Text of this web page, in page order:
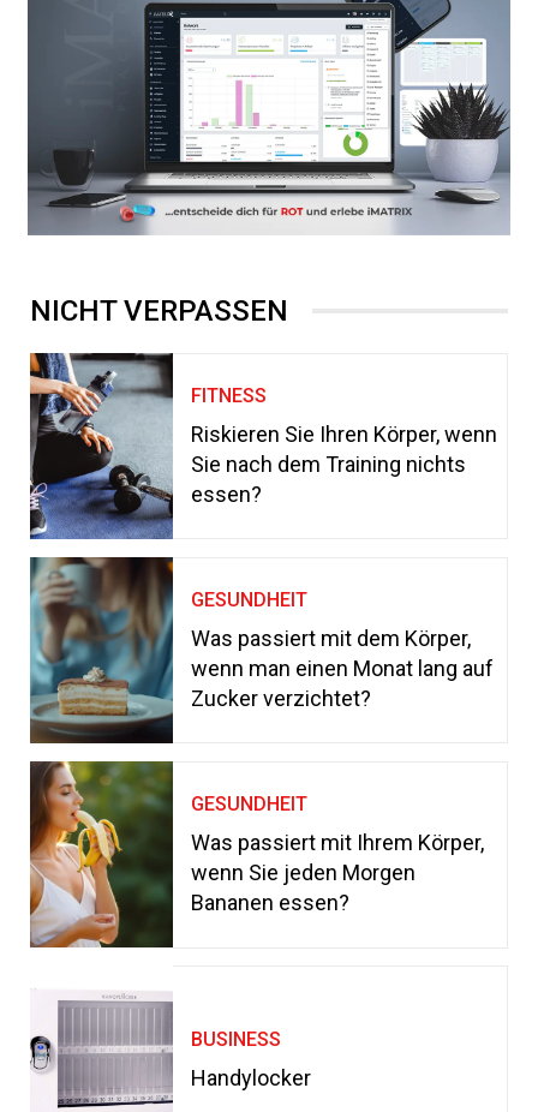
NICHT VERPASSEN
FITNESS
Riskieren Sie Ihren Körper, wenn
Sie nach dem Training nichts
essen?
GESUNDHEIT
Was passiert mit dem Körper,
wenn man einen Monat lang auf
Zucker verzichtet?
GESUNDHEIT
Was passiert mit Ihrem Körper,
wenn Sie jeden Morgen
Bananen essen?
BUSINESS
Handylocker